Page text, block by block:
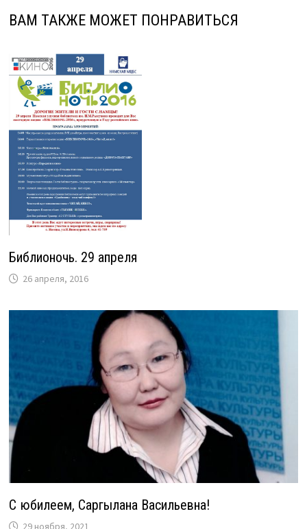
ВАМ ТАКЖЕ МОЖЕТ ПОНРАВИТЬСЯ
Библионочь. 29 апреля
26 апреля, 2016
С юбилеем, Саргылана Васильевна!
29 ноября, 2021